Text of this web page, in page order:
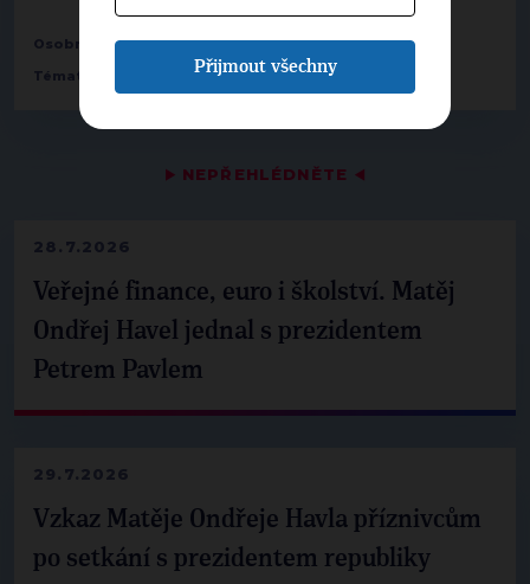
▶ NEPŘEHLÉDNĚTE ◀
28.7.2026
Veřejné finance, euro i školství. Matěj
Ondřej Havel jednal s prezidentem
Petrem Pavlem
29.7.2026
Vzkaz Matěje Ondřeje Havla příznivcům
po setkání s prezidentem republiky
Osobnosti: Michal Kučera
Témata: Hospodářství
Přijmout všechny